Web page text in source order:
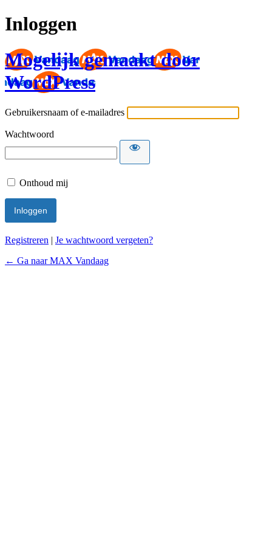
Inloggen
Mogelijk gemaakt door
WordPress
Gebruikersnaam of e-mailadres
Wachtwoord
Onthoud mij
Registreren | Je wachtwoord vergeten?
← Ga naar MAX Vandaag